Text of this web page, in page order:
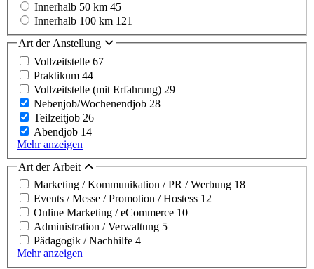
Innerhalb 50 km 45
Innerhalb 100 km 121
Art der Anstellung
Vollzeitstelle 67
Praktikum 44
Vollzeitstelle (mit Erfahrung) 29
Nebenjob/Wochenendjob 28
Teilzeitjob 26
Abendjob 14
Mehr anzeigen
Art der Arbeit
Marketing / Kommunikation / PR / Werbung 18
Events / Messe / Promotion / Hostess 12
Online Marketing / eCommerce 10
Administration / Verwaltung 5
Pädagogik / Nachhilfe 4
Mehr anzeigen